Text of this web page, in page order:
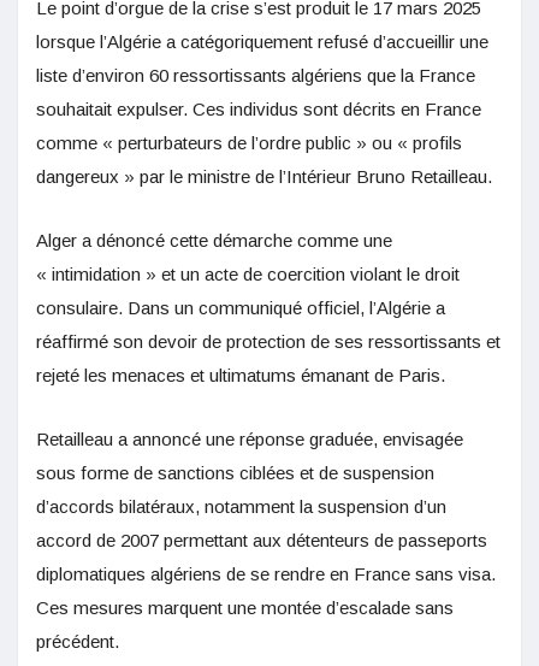
Le point d’orgue de la crise s’est produit le 17 mars 2025
lorsque l’Algérie a catégoriquement refusé d’accueillir une
liste d’environ 60 ressortissants algériens que la France
souhaitait expulser. Ces individus sont décrits en France
comme « perturbateurs de l’ordre public » ou « profils
dangereux » par le ministre de l’Intérieur Bruno Retailleau.
Alger a dénoncé cette démarche comme une
« intimidation » et un acte de coercition violant le droit
consulaire. Dans un communiqué officiel, l’Algérie a
réaffirmé son devoir de protection de ses ressortissants et
rejeté les menaces et ultimatums émanant de Paris.
Retailleau a annoncé une réponse graduée, envisagée
sous forme de sanctions ciblées et de suspension
d’accords bilatéraux, notamment la suspension d’un
accord de 2007 permettant aux détenteurs de passeports
diplomatiques algériens de se rendre en France sans visa.
Ces mesures marquent une montée d’escalade sans
précédent.